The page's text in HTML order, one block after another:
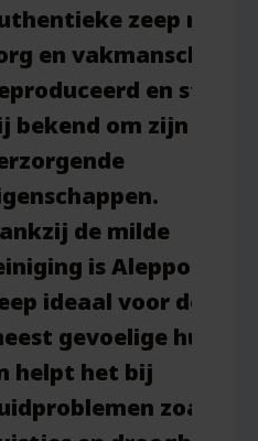
zeep met
en vakmanschap
en staat
bekend om zijn vele
.
de milde
is Aleppo
ideaal voor de
gevoelige huid
helpt het bij
zoals